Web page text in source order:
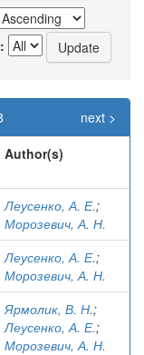
next >
Author(s)
Леусенко, А. Е.;
Морозевич, А. Н.
Леусенко, А. Е.;
Морозевич, А. Н.
Ярмолик, В. Н.;
Леусенко, А. Е.;
Морозевич, А. Н.